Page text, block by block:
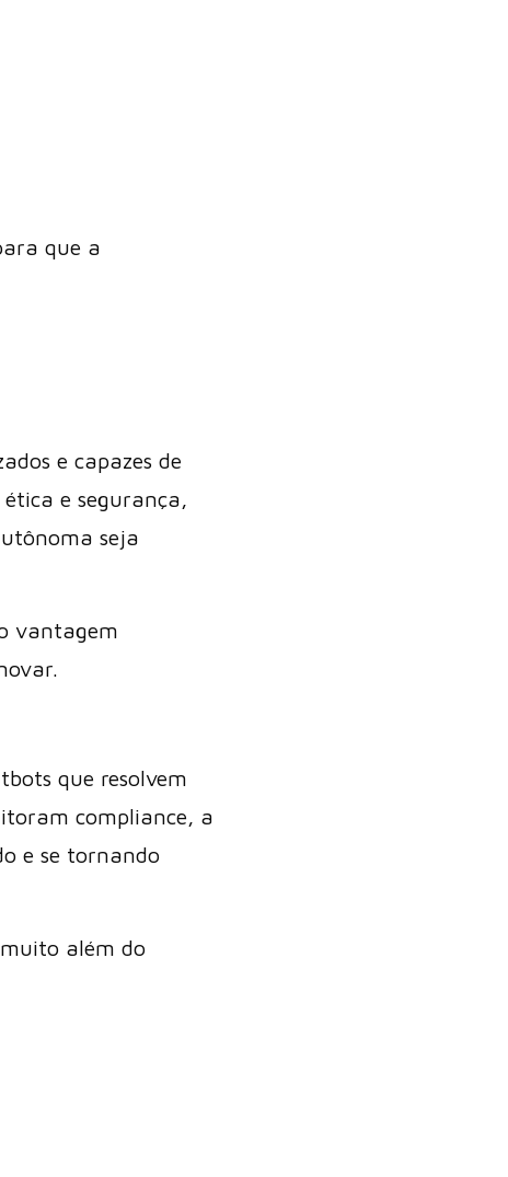
que a
e capazes de
e segurança,
seja
vantagem
que resolvem
compliance, a
e se tornando
além do